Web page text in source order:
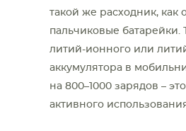
такой же расходник, как
пальчиковые батарейки.
литий-ионного или
аккумулятора в
на 800–1000 зарядов – это
активного